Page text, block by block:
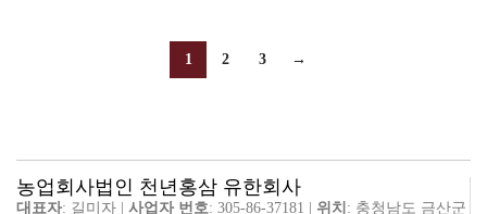
1 2 3 →
농업회사법인 천년홍삼 유한회사
대표자: 길미자 | 사업자 번호: 305-86-37181 | 위치 : 충청남도 금산군